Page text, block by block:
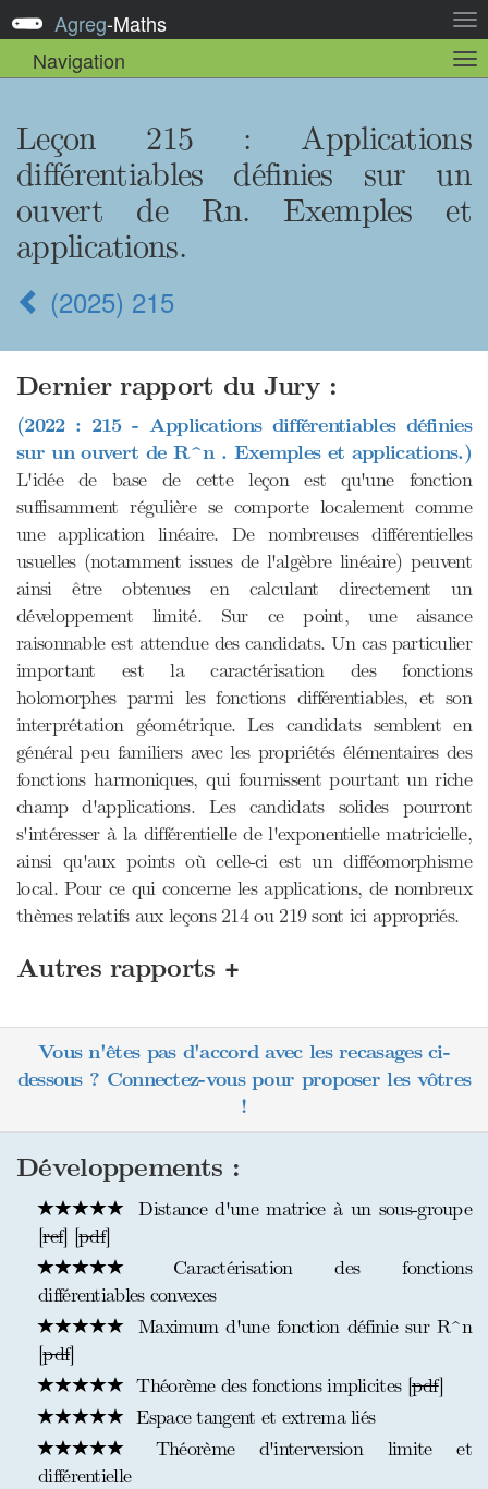
la
Agreg-Maths
Navigation
la
Leçon 215 : Applications
différentiables définies sur un
ouvert de Rn. Exemples et
applications.
(2025) 215
Dernier rapport du Jury :
(2022 : 215 - Applications différentiables définies
sur un ouvert de R^n . Exemples et applications.)
L'idée de base de cette leçon est qu'une fonction
suffisamment régulière se comporte localement comme
une application linéaire. De nombreuses différentielles
usuelles (notamment issues de l'algèbre linéaire) peuvent
ainsi être obtenues en calculant directement un
développement limité. Sur ce point, une aisance
raisonnable est attendue des candidats. Un cas particulier
important est la caractérisation des fonctions
holomorphes parmi les fonctions différentiables, et son
interprétation géométrique. Les candidats semblent en
général peu familiers avec les propriétés élémentaires des
fonctions harmoniques, qui fournissent pourtant un riche
champ d'applications. Les candidats solides pourront
s'intéresser à la différentielle de l'exponentielle matricielle,
ainsi qu'aux points où celle-ci est un difféomorphisme
local. Pour ce qui concerne les applications, de nombreux
thèmes relatifs aux leçons 214 ou 219 sont ici appropriés.
Autres rapports +
Vous n'êtes pas d'accord avec les recasages ci-
dessous ? Connectez-vous pour proposer les vôtres
!
Développements :
Distance d'une matrice à un sous-groupe
[ref] [pdf]
Caractérisation des fonctions
différentiables convexes
Maximum d'une fonction définie sur R^n
[pdf]
Théorème des fonctions implicites [pdf]
Espace tangent et extrema liés
Théorème d'interversion limite et
différentielle